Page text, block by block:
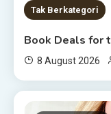
Tak Berkategori
Book Deals for
8 August 2026